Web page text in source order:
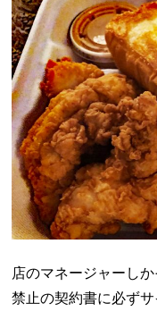
店のマネージャーし
禁止の契約書に必ずサ